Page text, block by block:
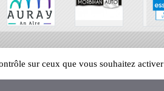
sur ceux que vous souhaitez activer